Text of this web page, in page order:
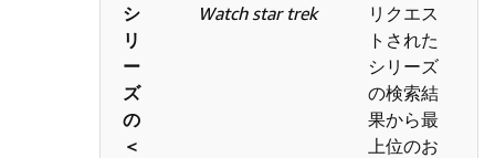
シ
リ
ー
ズ
の
＜
Watch star trek
リクエス
トされた
シリーズ
の検索結
果から最
上位のお